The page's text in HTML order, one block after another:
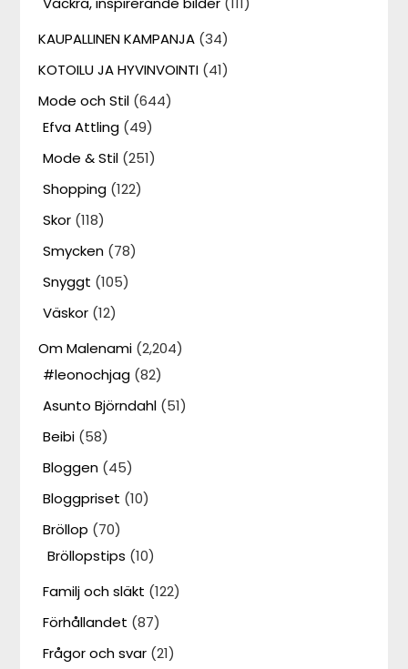
KAUPALLINEN KAMPANJA (34)
KOTOILU JA HYVINVOINTI (41)
Mode och Stil (644)
Efva Attling (49)
Mode & Stil (251)
Shopping (122)
Skor (118)
Smycken (78)
Snyggt (105)
Väskor (12)
Om Malenami (2,204)
#leonochjag (82)
Asunto Björndahl (51)
Beibi (58)
Bloggen (45)
Bloggpriset (10)
Bröllop (70)
Bröllopstips (10)
Familj och släkt (122)
Förhållandet (87)
Frågor och svar (21)